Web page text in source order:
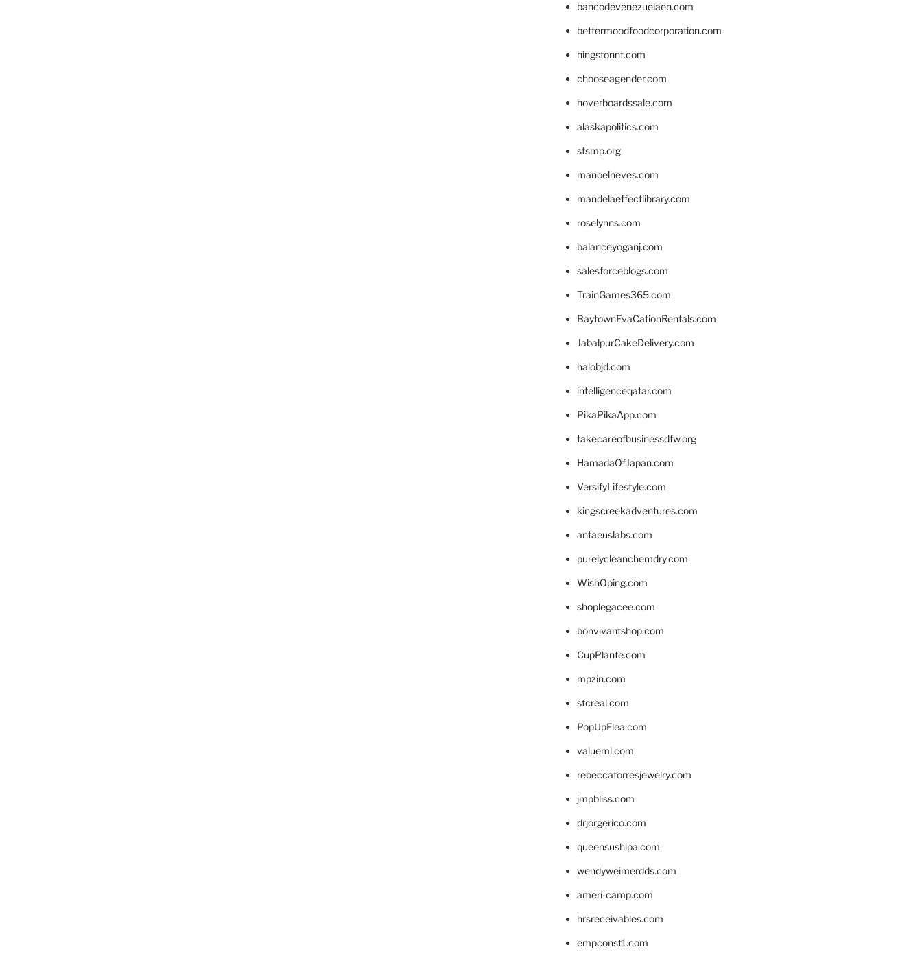
bancodevenezuelaen.com
bettermoodfoodcorporation.com
hingstonnt.com
chooseagender.com
hoverboardssale.com
alaskapolitics.com
stsmp.org
manoelneves.com
mandelaeffectlibrary.com
roselynns.com
balanceyoganj.com
salesforceblogs.com
TrainGames365.com
BaytownEvaCationRentals.com
JabalpurCakeDelivery.com
halobjd.com
intelligenceqatar.com
PikaPikaApp.com
takecareofbusinessdfw.org
HamadaOfJapan.com
VersifyLifestyle.com
kingscreekadventures.com
antaeuslabs.com
purelycleanchemdry.com
WishOping.com
shoplegacee.com
bonvivantshop.com
CupPlante.com
mpzin.com
stcreal.com
PopUpFlea.com
valueml.com
rebeccatorresjewelry.com
jmpbliss.com
drjorgerico.com
queensushipa.com
wendyweimerdds.com
ameri-camp.com
hrsreceivables.com
empconst1.com